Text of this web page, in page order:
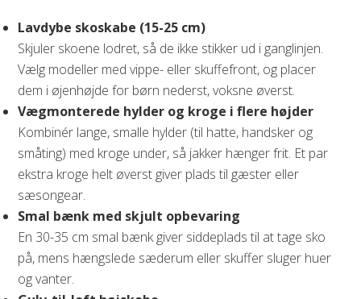
Lavdybe skoskabe (15-25 cm)
Skjuler skoene lodret, så de ikke stikker ud i ganglinjen.
Vælg modeller med vippe- eller skuffefront, og placer
dem i øjenhøjde for børn nederst, voksne øverst.
Vægmonterede hylder og kroge i flere højder
Kombinér lange, smalle hylder (til hatte, handsker og
småting) med kroge under, så jakker hænger frit. Et par
ekstra kroge helt øverst giver plads til gæster eller
sæsongear.
Smal bænk med skjult opbevaring
En 30-35 cm smal bænk giver siddeplads til at tage sko
på, mens hængslede sæderum eller skuffer sluger huer
og vanter.